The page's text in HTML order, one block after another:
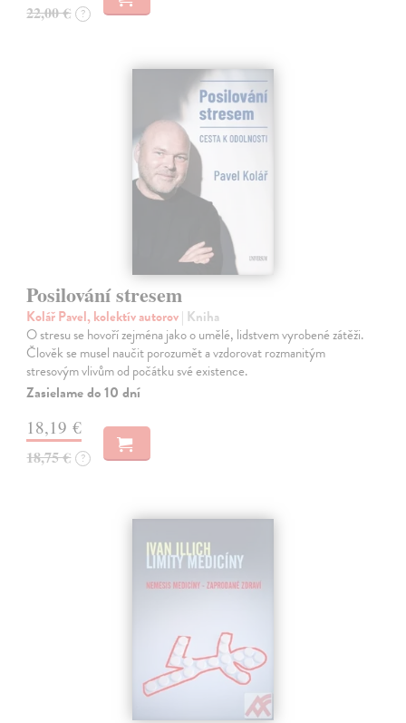
22,00 € ?
Posilování stresem
Kolář Pavel, kolektív autorov| Kniha
O stresu se hovoří zejména jako o umělé, lidstvem vyrobené zátěži.
Člověk se musel naučit porozumět a vzdorovat rozmanitým
stresovým vlivům od počátku své existence.
Zasielame do 10 dní
18,19 €
18,75 € ?